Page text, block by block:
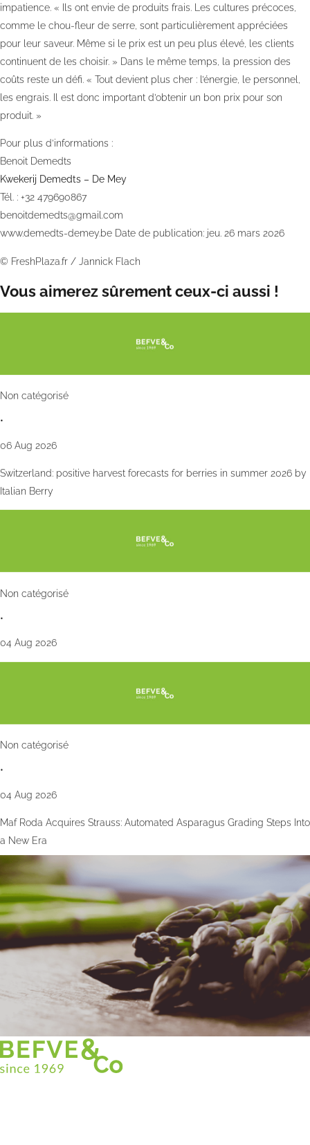
impatience. « Ils ont envie de produits frais. Les cultures précoces,
comme le chou-fleur de serre, sont particulièrement appréciées
pour leur saveur. Même si le prix est un peu plus élevé, les clients
continuent de les choisir. » Dans le même temps, la pression des
coûts reste un défi. « Tout devient plus cher : l’énergie, le personnel,
les engrais. Il est donc important d’obtenir un bon prix pour son
produit. »
Pour plus d’informations :
Benoit Demedts
Kwekerij Demedts – De Mey
Tél. : +32 479690867
benoitdemedts@gmail.com
www.demedts-demey.be Date de publication: jeu. 26 mars 2026
© FreshPlaza.fr / Jannick Flach
Vous aimerez sûrement ceux-ci aussi !
Non catégorisé
•
06 Aug 2026
Switzerland: positive harvest forecasts for berries in summer 2026 by
Italian Berry
Non catégorisé
•
04 Aug 2026
Non catégorisé
•
04 Aug 2026
Maf Roda Acquires Strauss: Automated Asparagus Grading Steps Into
a New Era